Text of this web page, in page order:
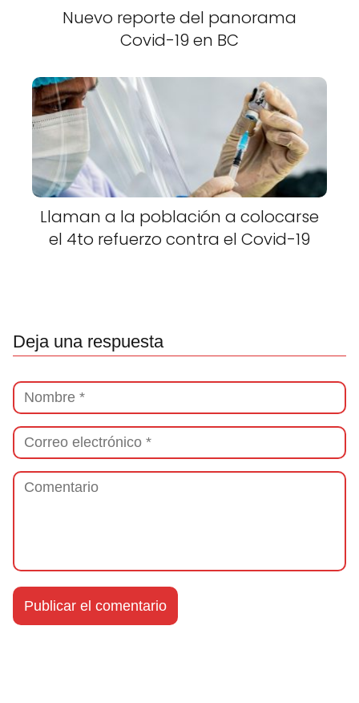
Nuevo reporte del panorama
Covid-19 en BC
Llaman a la población a colocarse
el 4to refuerzo contra el Covid-19
Deja una respuesta